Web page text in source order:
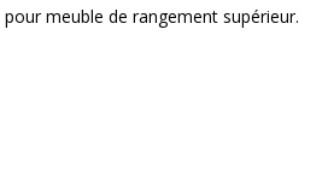
meuble de rangement supérieur.